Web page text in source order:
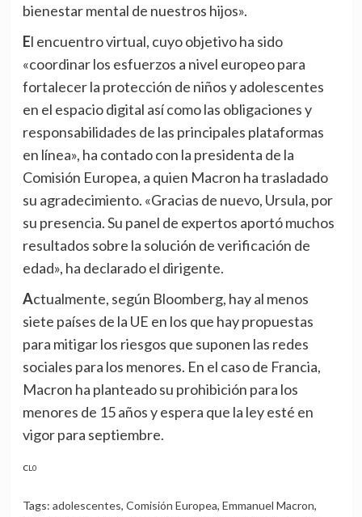
bienestar mental de nuestros hijos».
El encuentro virtual, cuyo objetivo ha sido
«coordinar los esfuerzos a nivel europeo para
fortalecer la protección de niños y adolescentes
en el espacio digital así como las obligaciones y
responsabilidades de las principales plataformas
en línea», ha contado con la presidenta de la
Comisión Europea, a quien Macron ha trasladado
su agradecimiento. «Gracias de nuevo, Ursula, por
su presencia. Su panel de expertos aportó muchos
resultados sobre la solución de verificación de
edad», ha declarado el dirigente.
Actualmente, según Bloomberg, hay al menos
siete países de la UE en los que hay propuestas
para mitigar los riesgos que suponen las redes
sociales para los menores. En el caso de Francia,
Macron ha planteado su prohibición para los
menores de 15 años y espera que la ley esté en
vigor para septiembre.
CL0
Tags: adolescentes, Comisión Europea, Emmanuel Macron,